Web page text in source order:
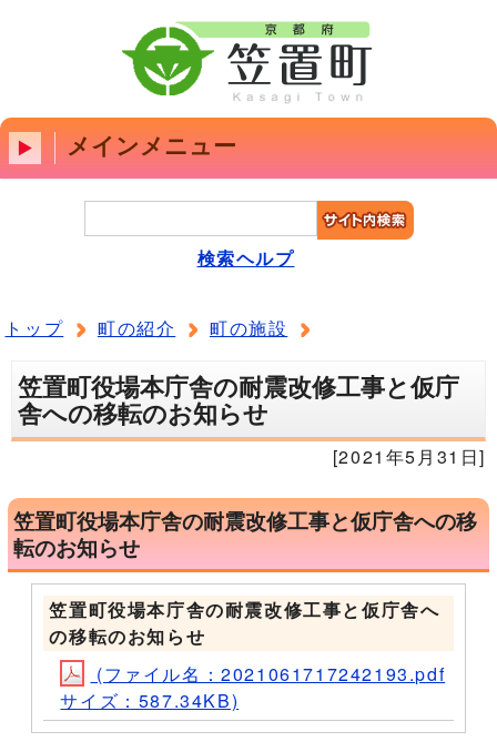
メインメニュー
検索ヘルプ
トップ 町の紹介 町の施設
笠置町役場本庁舎の耐震改修工事と仮庁
舎への移転のお知らせ
[2021年5月31日]
笠置町役場本庁舎の耐震改修工事と仮庁舎への移
転のお知らせ
笠置町役場本庁舎の耐震改修工事と仮庁舎へ
の移転のお知らせ
(ファイル名：2021061717242193.pdf
サイズ：587.34KB)